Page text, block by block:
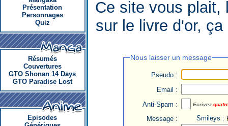
Présentation
Personnages
Quiz
Résumés
Couvertures
GTO Shonan 14 Days
GTO Paradise Lost
Episodes
Ce site vous plait,
sur le livre d'or,
Nous laisser un message
Pseudo :
Email :
Anti-Spam :
Ecrivez
Smileys :
Message :